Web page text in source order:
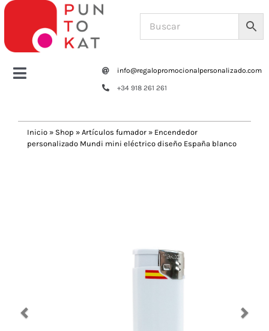
Saltar
contenido
Toggle
Tazas y botellas
Navidad 🎄 Invierno
info@regalopromocionalpersonalizado.com
+34 918 261 261
Inicio » Shop » Artículos fumador » Encendedor
personalizado Mundi mini eléctrico diseño España blanco